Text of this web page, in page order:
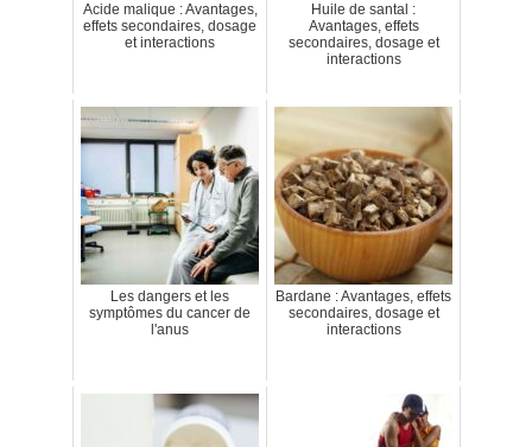
Acide malique : Avantages,
effets secondaires, dosage
et interactions
Huile de santal :
Avantages, effets
secondaires, dosage et
interactions
Les dangers et les
symptômes du cancer de
l'anus
Bardane : Avantages, effets
secondaires, dosage et
interactions